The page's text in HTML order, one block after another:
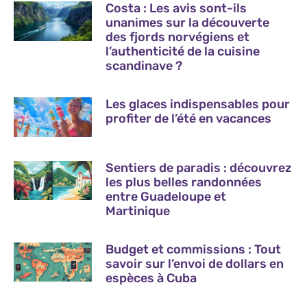
Costa : Les avis sont-ils
unanimes sur la découverte
des fjords norvégiens et
l’authenticité de la cuisine
scandinave ?
Les glaces indispensables pour
profiter de l’été en vacances
Sentiers de paradis : découvrez
les plus belles randonnées
entre Guadeloupe et
Martinique
Budget et commissions : Tout
savoir sur l’envoi de dollars en
espèces à Cuba